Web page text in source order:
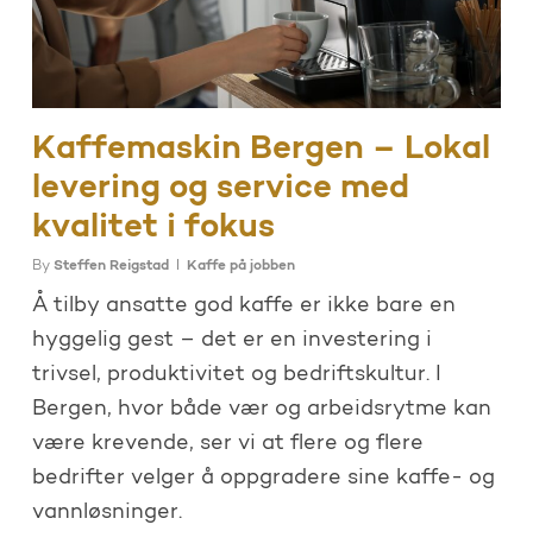
Kaffemaskin Bergen – Lokal
levering og service med
kvalitet i fokus
By Steffen Reigstad Kaffe på jobben
Å tilby ansatte god kaffe er ikke bare en
hyggelig gest – det er en investering i
trivsel, produktivitet og bedriftskultur. I
Bergen, hvor både vær og arbeidsrytme kan
være krevende, ser vi at flere og flere
bedrifter velger å oppgradere sine kaffe- og
vannløsninger.